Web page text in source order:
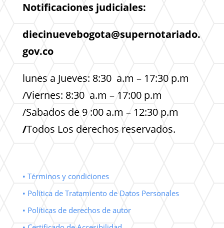
Notificaciones judiciales:
diecinuevebogota@supernotariado.
gov.co
lunes a Jueves: 8:30 a.m – 17:30 p.m
/Viernes: 8:30 a.m – 17:00 p.m
/Sabados de 9 :00 a.m – 12:30 p.m
/Todos Los derechos reservados.
• Términos y condiciones
• Política de Tratamiento de Datos Personales
• Políticas de derechos de autor